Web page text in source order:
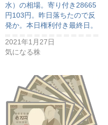
水）の相場。寄り付き28665
円103円。昨日落ちたので反
発か。本日権利付き最終日。
2021年1月27日
気になる株